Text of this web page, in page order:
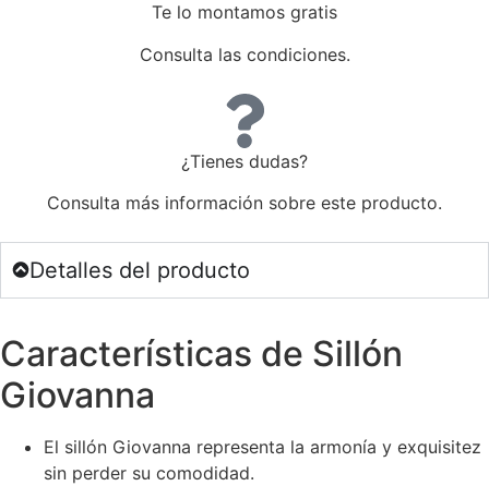
Te lo montamos gratis
Consulta las condiciones.
¿Tienes dudas?
Consulta más información sobre este producto.
Detalles del producto
Características de Sillón
Giovanna
El sillón Giovanna representa la armonía y exquisitez
sin perder su comodidad.